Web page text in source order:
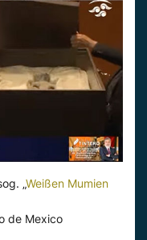
„Weißen Mumien
de Mexico